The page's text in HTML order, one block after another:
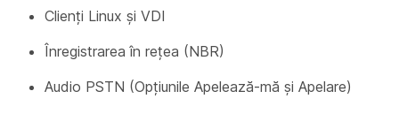
Clienți Linux și VDI
Înregistrarea în rețea (NBR)
Audio PSTN (Opțiunile Apelează-mă și Apelare)